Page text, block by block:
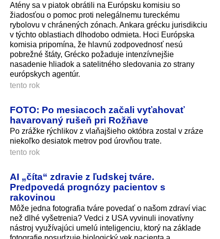
Atény sa v piatok obrátili na Európsku komisiu so
žiadosťou o pomoc proti nelegálnemu tureckému
rybolovu v chránených zónach. Ankara grécku jurisdikciu
v týchto oblastiach dlhodobo odmieta. Hoci Európska
komisia pripomína, že hlavnú zodpovednosť nesú
pobrežné štáty, Grécko požaduje intenzívnejšie
nasadenie hliadok a satelitného sledovania zo strany
európskych agentúr.
tento rok
FOTO: Po mesiacoch začali vyťahovať
havarovaný rušeň pri Rožňave
Po zrážke rýchlikov z vlaňajšieho októbra zostal v zráze
niekoľko desiatok metrov pod úrovňou trate.
tento rok
AI „číta“ zdravie z ľudskej tváre.
Predpovedá prognózy pacientov s
rakovinou
Môže jedna fotografia tváre povedať o našom zdraví viac
než dlhé vyšetrenia? Vedci z USA vyvinuli inovatívny
nástroj využívajúci umelú inteligenciu, ktorý na základe